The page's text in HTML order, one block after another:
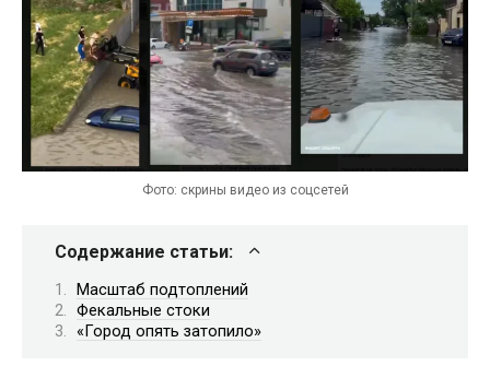
Фото: скрины видео из соцсетей
Содержание статьи:
Масштаб подтоплений
Фекальные стоки
«Город опять затопило»